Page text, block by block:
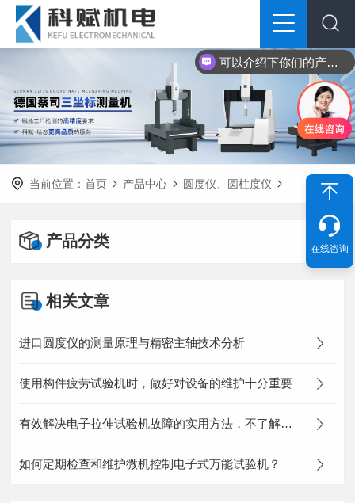
当前位置：首页 产品中心 圆度仪、圆柱度仪
产品分类
相关文章
进口圆度仪的测量原理与精密主轴技术分析
使用构件疲劳试验机时，做好对设备的维护十分重要
有效解决电子拉伸试验机故障的实用方法，不了解一下？
如何定期检查和维护微机控制电子式万能试验机？
在线咨询
可以介绍下你们的产品么？